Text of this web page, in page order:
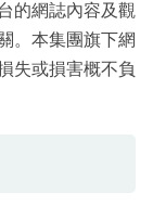
的網誌內容及觀
。本集團旗下網
失或損害概不負